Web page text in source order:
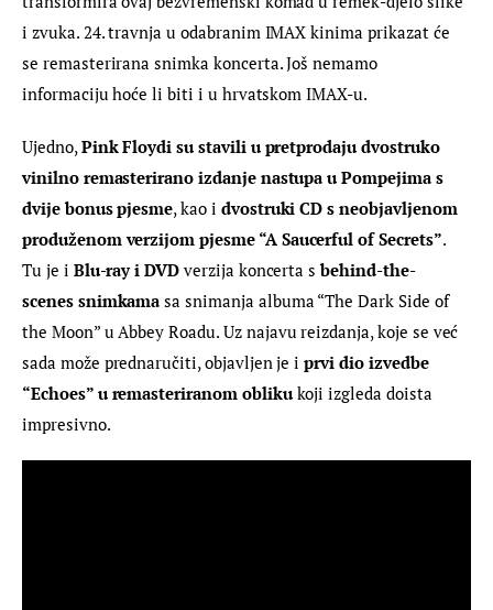
i zvuka. 24. travnja u odabranim IMAX kinima prikazat će
se remasterirana snimka koncerta. Još nemamo
informaciju hoće li biti i u hrvatskom IMAX-u.
Ujedno, Pink Floydi su stavili u pretprodaju dvostruko
vinilno remasterirano izdanje nastupa u Pompejima s
dvije bonus pjesme, kao i dvostruki CD s neobjavljenom
produženom verzijom pjesme “A Saucerful of Secrets”.
Tu je i Blu-ray i DVD verzija koncerta s behind-the-
scenes snimkama sa snimanja albuma “The Dark Side of
the Moon” u Abbey Roadu. Uz najavu reizdanja, koje se već
sada može prednaručiti, objavljen je i prvi dio izvedbe
“Echoes” u remasteriranom obliku koji izgleda doista
impresivno.